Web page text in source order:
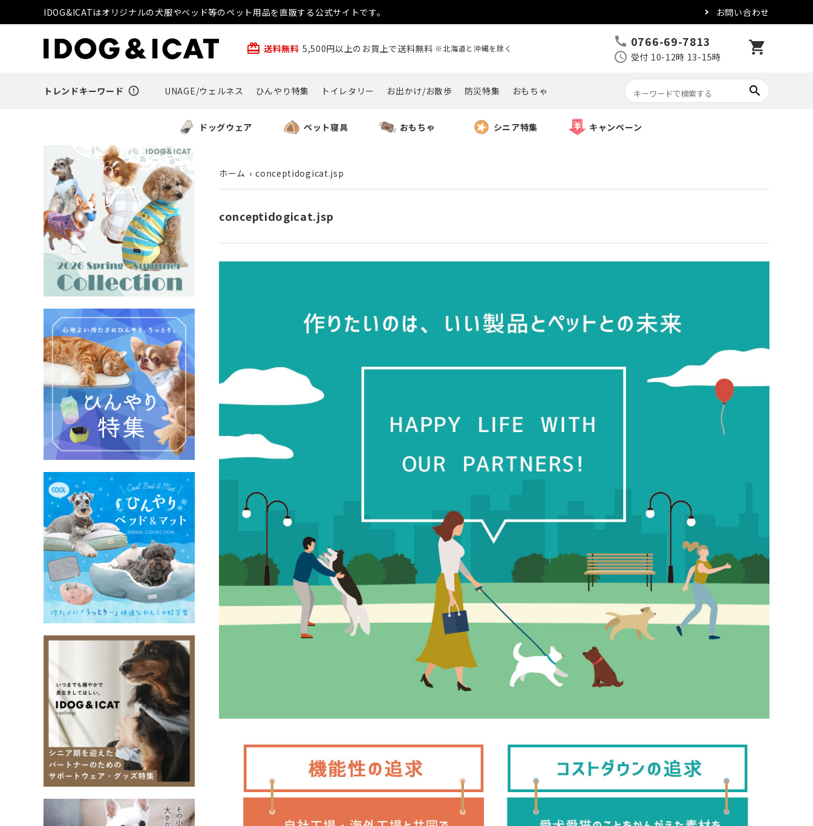
IDOG&ICATはオリジナルの犬服やベッド等のペット用品を直販する公式サイトです。 お問い合わせ
card_giftcard 送料無料 5,500円以上のお買上で送料無料 ※北海道と沖縄を除く call 0766-69-7813
schedule 受付 10-12時 13-15時
shopping_cart
トレンドキーワード error_outline UNAGE/ウェルネス ひんやり特集 トイレタリー お出かけ/お散歩 防災特集 おもちゃ search
ドッグウェア ペット寝具 おもちゃ シニア特集 キャンペーン
ホーム conceptidogicat.jsp
conceptidogicat.jsp